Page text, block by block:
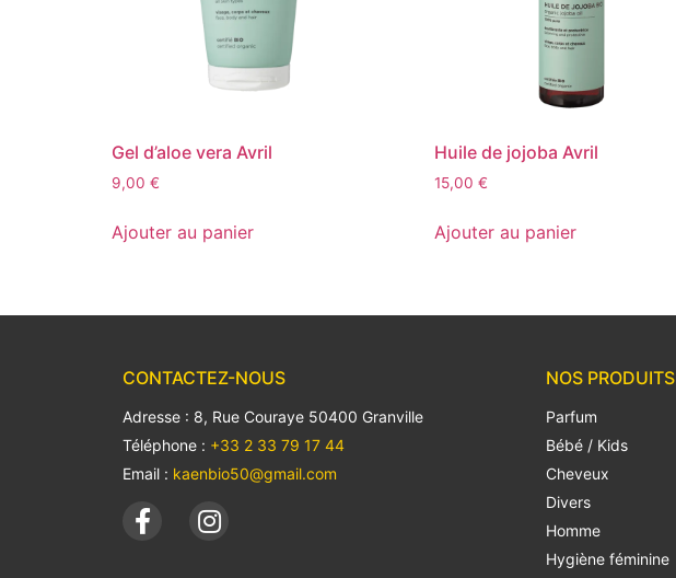
Gel d’aloe vera Avril
9,00 €
Ajouter au panier
Huile de jojoba Avril
15,00 €
Ajouter au panier
CONTACTEZ-NOUS
Adresse : 8, Rue Couraye 50400 Granville
Téléphone : +33 2 33 79 17 44
Email : kaenbio50@gmail.com
NOS PRODUITS
Parfum
Bébé / Kids
Cheveux
Divers
Homme
Hygiène féminine